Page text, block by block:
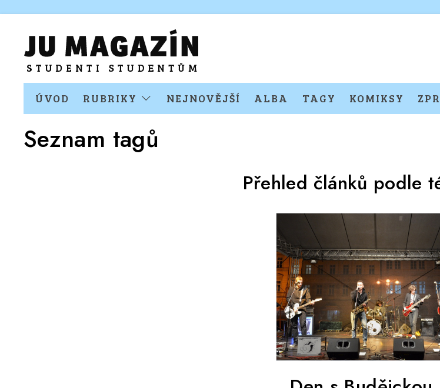
ÚVOD RUBRIKY NEJNOVĚJŠÍ ALBA TAGY KOMIKSY
Seznam tagů
Přehled článků podle